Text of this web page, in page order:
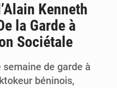
Bénin : Djogbénou inspecte le chantier du siège de l’Assemblée
Bénin et Canada scellent un partenariat inédit
Bénin : Le CEG La Verdure de Ouèdo fait sa mue pour la rentrée
Kenneth
la Garde à
Sociétale
de garde à
béninois,